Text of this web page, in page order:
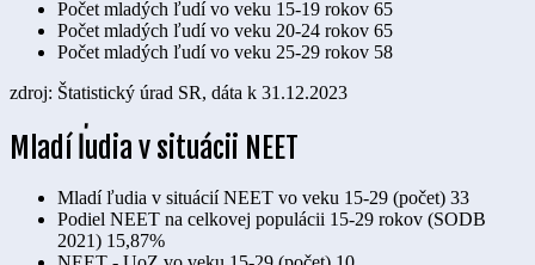
Počet mladých ľudí vo veku 15-19 rokov 65
Počet mladých ľudí vo veku 20-24 rokov 65
Počet mladých ľudí vo veku 25-29 rokov 58
zdroj: Štatistický úrad SR, dáta k 31.12.2023
Mladí ľudia v situácii NEET
Mladí ľudia v situácií NEET vo veku 15-29 (počet) 33
Podiel NEET na celkovej populácii 15-29 rokov (SODB
2021) 15,87%